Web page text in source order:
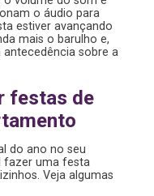
o áudio para
estiver avançando
mais o barulho e,
sobre a
festas de
do ano no seu
fazer uma festa
Veja algumas